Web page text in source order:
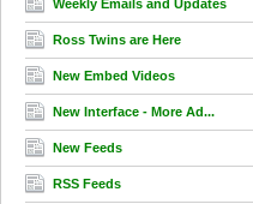
Weekly Emails and Updates
Ross Twins are Here
New Embed Videos
New Interface - More Ad...
New Feeds
RSS Feeds